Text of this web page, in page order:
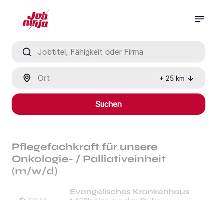
+ 25 km
Suchen
Pflegefachkraft für unsere
Onkologie- / Palliativeinheit
(m/w/d)
Evangelisches Krankenhaus